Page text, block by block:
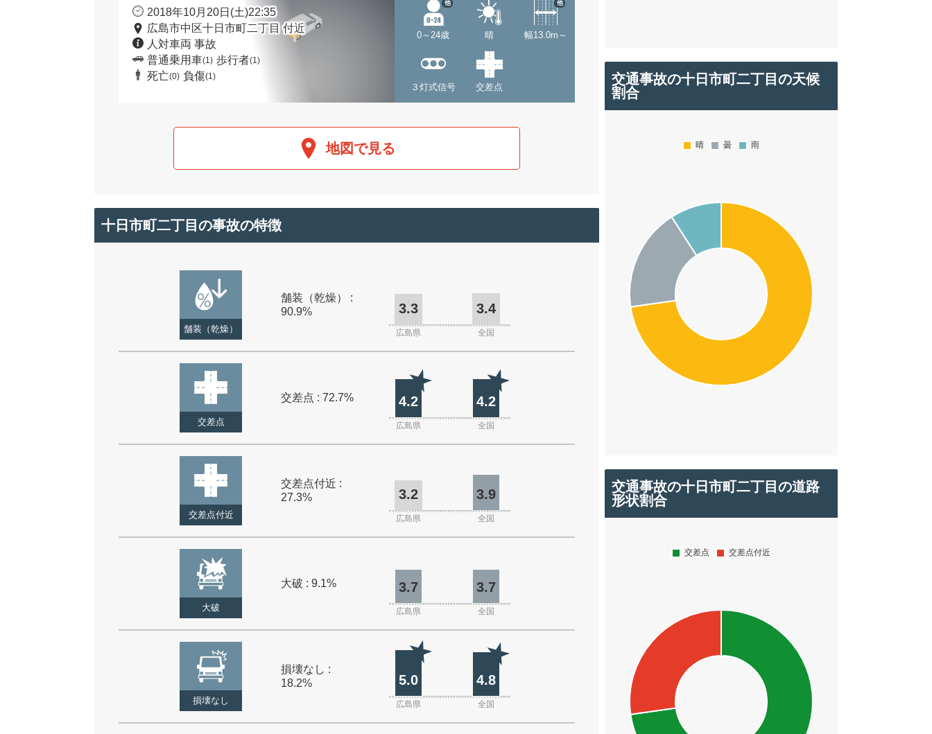
2018年10月20日(土)22:35
広島市中区十日市町二丁目 付近
人対車両 事故
普通乗用車(1) 歩行者(1)
死亡(0) 負傷(1)
0～24歳
他
晴 幅13.0m～
他
３灯式信号 交差点
地図で見る
十日市町二丁目の事故の特徴
舗装（乾燥）
舗装（乾燥） :
90.9%
3.3 3.4
広島県 全国
交差点
交差点 : 72.7% 4.2 4.2
広島県 全国
交差点付近
交差点付近 :
27.3%
3.2 3.9
広島県 全国
大破
大破 : 9.1% 3.7 3.7
広島県 全国
損壊なし
損壊なし :
18.2%
5.0 4.8
広島県 全国
交通事故の十日市町二丁目の天候
割合
交通事故の十日市町二丁目の道路
形状割合